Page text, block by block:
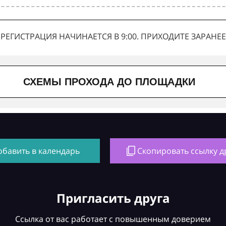
РЕГИСТРАЦИЯ НАЧИНАЕТСЯ В 9:00. ПРИХОДИТЕ ЗАРАНЕЕ
СХЕМЫ ПРОХОДА ДО ПЛОЩАДКИ
в календарь Скопировать ссылку
Пригласить друга
Ссылка от вас работает с повышенным доверием